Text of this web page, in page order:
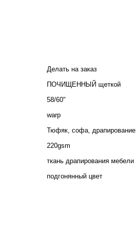
Делать на заказ
ПОЧИЩЕННЫЙ щеткой
58/60"
warp
Тюфяк, софа, драпирование
220gsm
ткань драпирования мебели
подгонянный цвет